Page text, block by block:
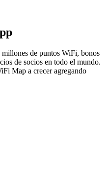
de puntos WiFi, bonos
de socios en todo el mundo.
Map a crecer agregando